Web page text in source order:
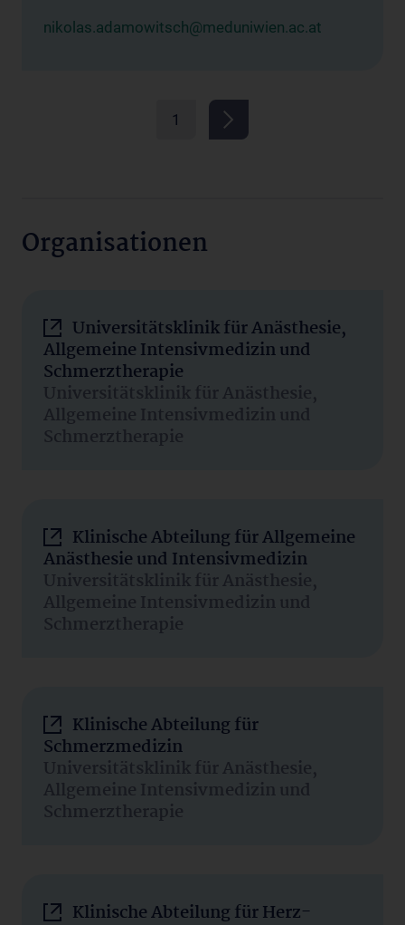
nikolas.adamowitsch@meduniwien.ac.at
1
Organisationen
Universitätsklinik für Anästhesie,
Allgemeine Intensivmedizin und
Schmerztherapie
Universitätsklinik für Anästhesie,
Allgemeine Intensivmedizin und
Schmerztherapie
Klinische Abteilung für Allgemeine
Anästhesie und Intensivmedizin
Universitätsklinik für Anästhesie,
Allgemeine Intensivmedizin und
Schmerztherapie
Klinische Abteilung für
Schmerzmedizin
Universitätsklinik für Anästhesie,
Allgemeine Intensivmedizin und
Schmerztherapie
Klinische Abteilung für Herz-